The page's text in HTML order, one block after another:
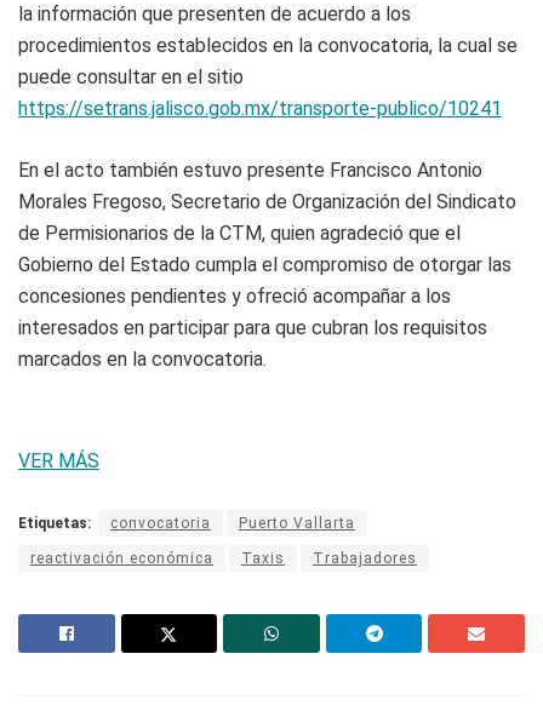
la información que presenten de acuerdo a los
procedimientos establecidos en la convocatoria, la cual se
puede consultar en el sitio
https://setrans.jalisco.gob.mx/transporte-publico/10241
En el acto también estuvo presente Francisco Antonio
Morales Fregoso, Secretario de Organización del Sindicato
de Permisionarios de la CTM, quien agradeció que el
Gobierno del Estado cumpla el compromiso de otorgar las
concesiones pendientes y ofreció acompañar a los
interesados en participar para que cubran los requisitos
marcados en la convocatoria.
VER MÁS
Etiquetas: convocatoria Puerto Vallarta
reactivación económica Taxis Trabajadores